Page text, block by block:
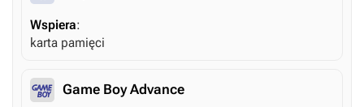
Wspiera:
karta pamięci
Game Boy Advance